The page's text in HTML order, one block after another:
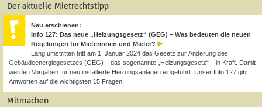
Der aktuelle Mietrechtstipp
Neu erschienen:
Info 127: Das neue „Heizungsgesetz“ (GEG) – Was bedeuten die neuen
Regelungen für Mieterinnen und Mieter?
Lang umstritten tritt am 1. Januar 2024 das Gesetz zur Änderung des
Gebäudeenergiegesetzes (GEG) – das sogenannte „Heizungsgesetz“ – in Kraft. Damit
werden Vorgaben für neu installierte Heizungsanlagen eingeführt. Unser Info 127 gibt
Antworten auf die wichtigsten 15 Fragen.
Mitmachen